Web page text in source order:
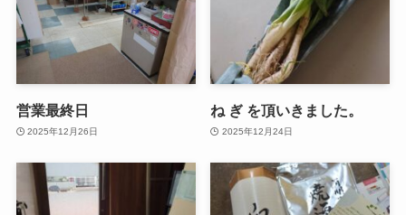
営業最終日
2025年12月26日
ね ぎ を頂いきました。
2025年12月24日